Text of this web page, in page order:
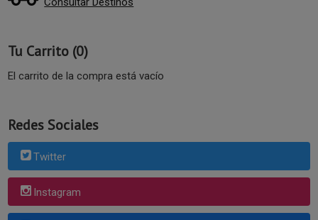
Tu Carrito (0)
El carrito de la compra está vacío
Redes Sociales
Twitter
Instagram